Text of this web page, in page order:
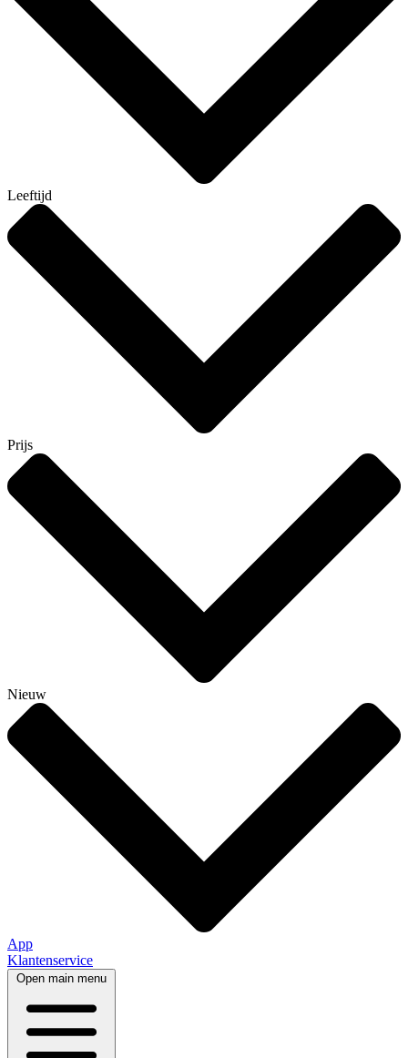
Leeftijd
Prijs
Nieuw
App
Klantenservice
Open main menu